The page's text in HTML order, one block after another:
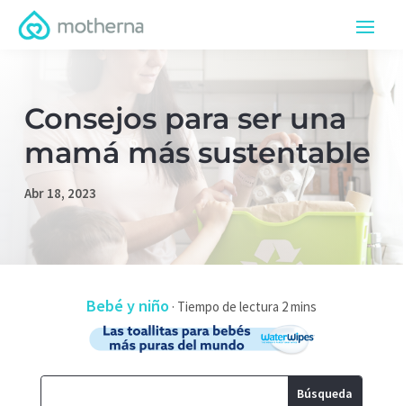
Consejos para ser una
mamá más sustentable
Abr 18, 2023
Bebé y niño ·